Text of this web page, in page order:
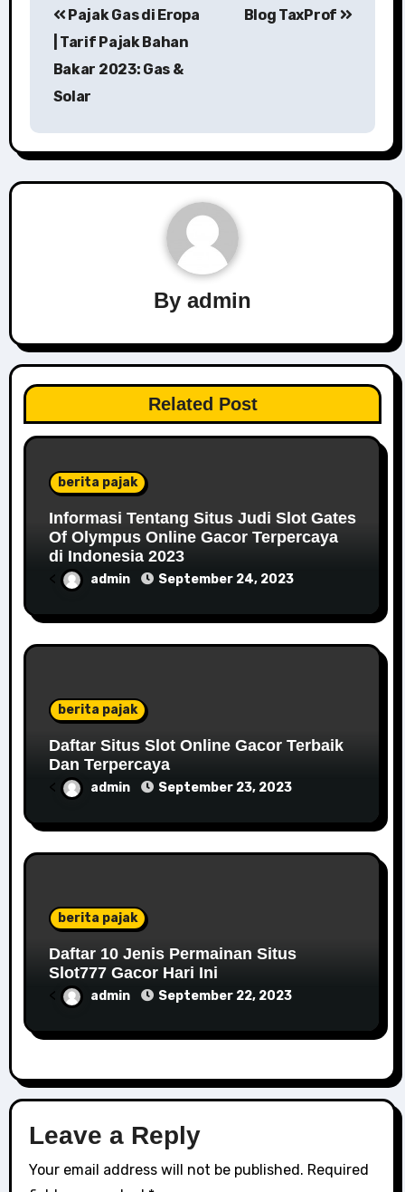
navigation
Pajak Gas di Eropa
| Tarif Pajak Bahan
Bakar 2023: Gas &
Solar
Blog TaxProf
By admin
Related Post
berita pajak
Informasi Tentang Situs Judi Slot Gates
Of Olympus Online Gacor Terpercaya
di Indonesia 2023
< admin September 24, 2023
berita pajak
Daftar Situs Slot Online Gacor Terbaik
Dan Terpercaya
< admin September 23, 2023
berita pajak
Daftar 10 Jenis Permainan Situs
Slot777 Gacor Hari Ini
< admin September 22, 2023
Leave a Reply
Your email address will not be published. Required